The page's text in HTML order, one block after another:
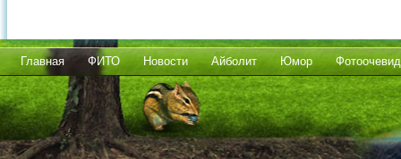
Главная ФИТО Новости Айболит Юмор